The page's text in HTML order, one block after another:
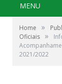
MENU
Home »
Oficiais »
2021/2022